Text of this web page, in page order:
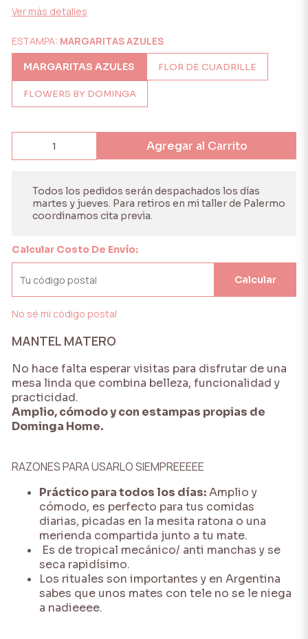
Ver más detalles
ESTAMPA: MARGARITAS AZULES
MARGARITAS AZULES FLOR DE CUADRILLE
FLOWERS BY DOMINGA
Agregar al Carrito
Todos los pedidos serán despachados los días
martes y jueves. Para retiros en mi taller de Palermo
coordinamos cita previa.
Calcular Costo De Envío:
Calcular
No sé mi código postal
MANTEL MATERO
No hace falta esperar visitas para disfrutar de una
mesa linda que combina belleza, funcionalidad y
practicidad.
Amplio, cómodo y con estampas propias de
Dominga Home.
RAZONES PARA USARLO SIEMPREEEEE
Práctico para todos los días:Amplio y
cómodo, es perfecto para tus comidas
diarias, picadas en la mesita ratona o una
merienda compartida junto a tu mate.
Es de tropical mecánico/ anti manchas y se
seca rapidísimo.
Los rituales son importantes y en Argentina
sabes que unos mates con tele no se le niega
a nadieeee.